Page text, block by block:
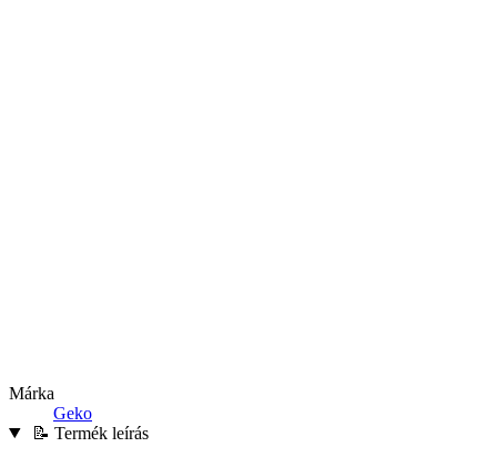
Márka
Geko
📝 Termék leírás